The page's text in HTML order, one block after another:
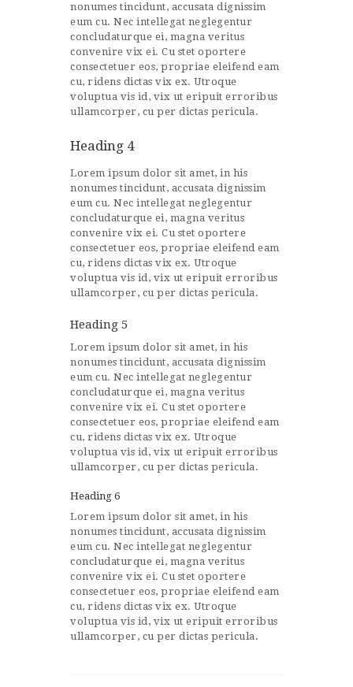
nonumes tincidunt, accusata dignissim
eum cu. Nec intellegat neglegentur
concludaturque ei, magna veritus
convenire vix ei. Cu stet oportere
consectetuer eos, propriae eleifend eam
cu, ridens dictas vix ex. Utroque
voluptua vis id, vix ut eripuit erroribus
ullamcorper, cu per dictas pericula.
Heading 4
Lorem ipsum dolor sit amet, in his
nonumes tincidunt, accusata dignissim
eum cu. Nec intellegat neglegentur
concludaturque ei, magna veritus
convenire vix ei. Cu stet oportere
consectetuer eos, propriae eleifend eam
cu, ridens dictas vix ex. Utroque
voluptua vis id, vix ut eripuit erroribus
ullamcorper, cu per dictas pericula.
Heading 5
Lorem ipsum dolor sit amet, in his
nonumes tincidunt, accusata dignissim
eum cu. Nec intellegat neglegentur
concludaturque ei, magna veritus
convenire vix ei. Cu stet oportere
consectetuer eos, propriae eleifend eam
cu, ridens dictas vix ex. Utroque
voluptua vis id, vix ut eripuit erroribus
ullamcorper, cu per dictas pericula.
Heading 6
Lorem ipsum dolor sit amet, in his
nonumes tincidunt, accusata dignissim
eum cu. Nec intellegat neglegentur
concludaturque ei, magna veritus
convenire vix ei. Cu stet oportere
consectetuer eos, propriae eleifend eam
cu, ridens dictas vix ex. Utroque
voluptua vis id, vix ut eripuit erroribus
ullamcorper, cu per dictas pericula.